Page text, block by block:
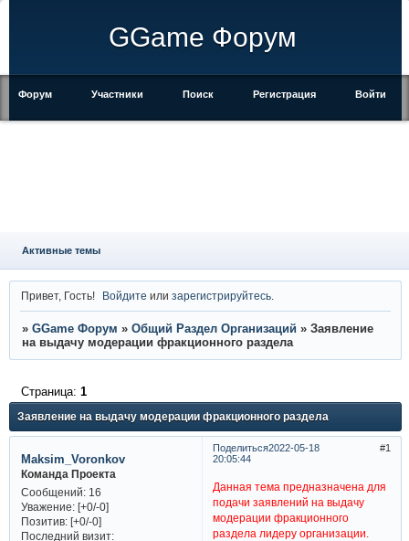
GGame Форум
Форум Участники Поиск Регистрация Войти
Активные темы
Привет, Гость! Войдите илизарегистрируйтесь
» GGame Форум » Общий Раздел Организаций » Заявление
на выдачу модерации фракционного раздела
Заявление на выдачу модерации фракционного раздела
Страница: 1
Поделиться 1
2022-05-18
20:05:44
Maksim_Voronkov
Команда Проекта
Сообщений:16
Уважение: [+0/-0]
Позитив: [+0/-0]
Последний визит:
Данная тема предназначена для
подачи заявлений на выдачу
модерации фракционного
раздела лидеру организации.